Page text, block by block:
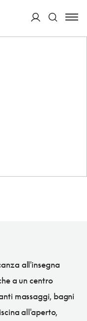
DORMIRE
all'insegna
a un centro
massaggi, bagni
all'aperto,